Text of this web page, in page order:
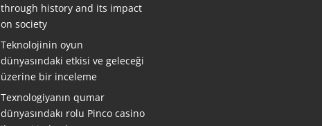
through history and its impact
on society
Teknolojinin oyun
dünyasındaki etkisi ve geleceği
üzerine bir inceleme
Texnologiyanın qumar
dünyasındakı rolu Pinco casino